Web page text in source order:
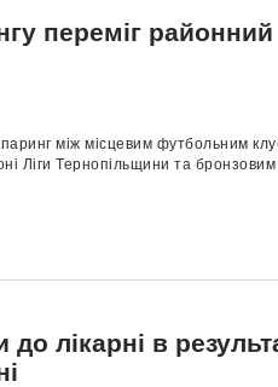
переміг районний
між місцевим футбольним
Ліги Тернопільщини та бронзовим
лікарні в